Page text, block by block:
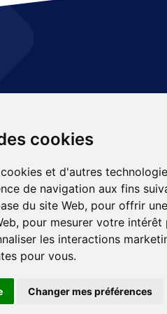
cookies
et d'autres
de navigation aux fins
du site Web, pour offrir
, pour mesurer votre
les interactions
pour vous.
Changer mes préférences
COTS
embarqués
FPGA
aux opérations Civil
COOKIES